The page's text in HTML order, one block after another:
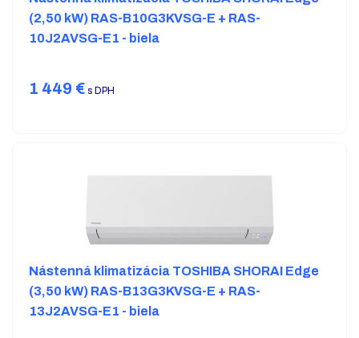
(2,50 kW) RAS-B10G3KVSG-E + RAS-
10J2AVSG-E1 - biela
1 449 € s DPH
Nástenná klimatizácia TOSHIBA SHORAI Edge
(3,50 kW) RAS-B13G3KVSG-E + RAS-
13J2AVSG-E1 - biela